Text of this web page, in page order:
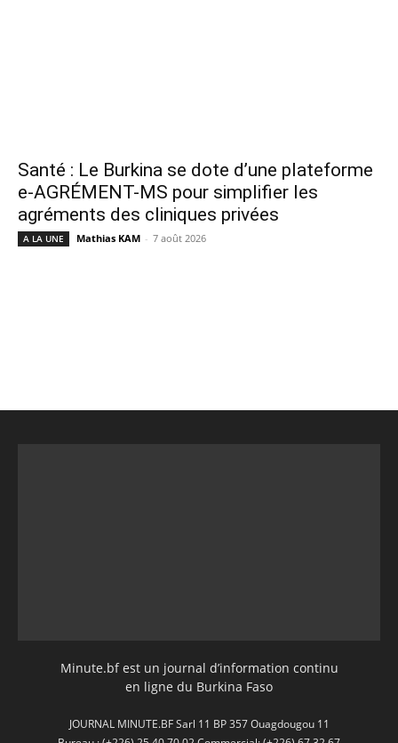
Santé : Le Burkina se dote d’une plateforme
e-AGRÉMENT-MS pour simplifier les
agréments des cliniques privées
A LA UNE Mathias KAM - 7 août 2026
Minute.bf est un journal d’information continu
en ligne du Burkina Faso
JOURNAL MINUTE.BF Sarl 11 BP 357 Ouagdougou 11